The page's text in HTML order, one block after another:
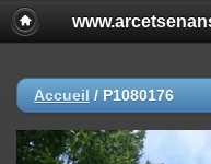
Accueil / P1080176